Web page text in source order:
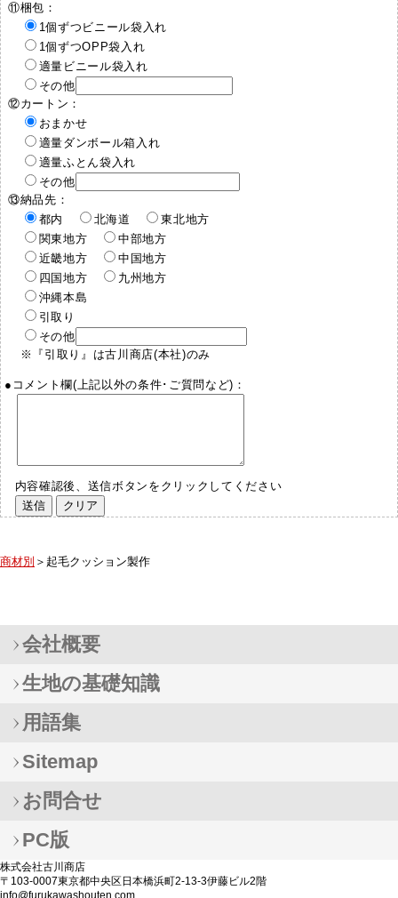
⑪梱包：
1個ずつビニール袋入れ
1個ずつOPP袋入れ
適量ビニール袋入れ
その他
⑫カートン：
おまかせ
適量ダンボール箱入れ
適量ふとん袋入れ
その他
⑬納品先：
都内
北海道
東北地方
関東地方
中部地方
近畿地方
中国地方
四国地方
九州地方
沖縄本島
引取り
その他
※『引取り』は古川商店(本社)のみ
●コメント欄(上記以外の条件･ご質問など)：
内容確認後、送信ボタンをクリックしてください
商材別 ＞起毛クッション製作
会社概要
生地の基礎知識
用語集
Sitemap
お問合せ
PC版
株式会社古川商店
〒103-0007東京都中央区日本橋浜町2-13-3伊藤ビル2階
info@furukawashouten.com